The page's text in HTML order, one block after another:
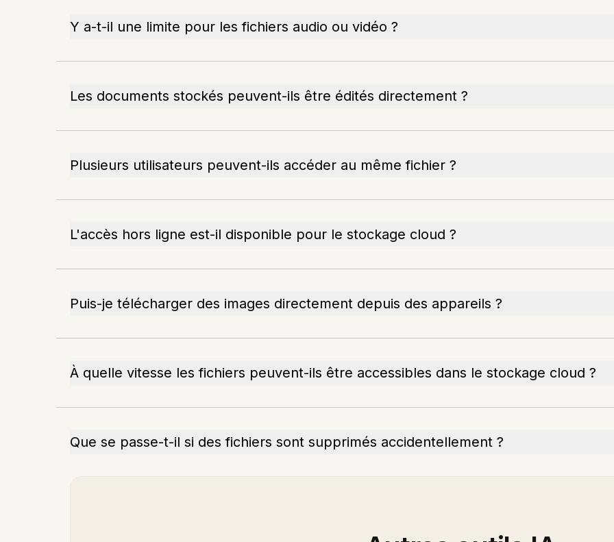
Y a-t-il une limite pour les fichiers audio ou vidéo ?
Les documents stockés peuvent-ils être édités directement ?
Plusieurs utilisateurs peuvent-ils accéder au même fichier ?
L'accès hors ligne est-il disponible pour le stockage cloud ?
Puis-je télécharger des images directement depuis des appareils ?
À quelle vitesse les fichiers peuvent-ils être accessibles dans le stockage cloud ?
Que se passe-t-il si des fichiers sont supprimés accidentellement ?